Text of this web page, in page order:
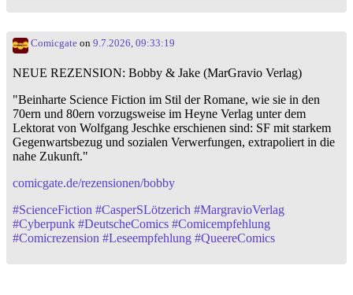
Comicgate on 9.7.2026, 09:33:19
NEUE REZENSION: Bobby & Jake (MarGravio Verlag)
"Beinharte Science Fiction im Stil der Romane, wie sie in den
70ern und 80ern vorzugsweise im Heyne Verlag unter dem
Lektorat von Wolfgang Jeschke erschienen sind: SF mit starkem
Gegenwartsbezug und sozialen Verwerfungen, extrapoliert in die
nahe Zukunft."
comicgate.de/rezensionen/bobby
#ScienceFiction #CasperSLötzerich #MargravioVerlag
#Cyberpunk #DeutscheComics #Comicempfehlung
#Comicrezension #Leseempfehlung #QueereComics